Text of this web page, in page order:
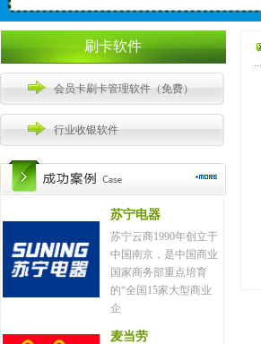
刷卡软件
会员卡刷卡管理软件（免费）
行业收银软件
苏宁电器
苏宁云商1990年创立于
中国南京，是中国商业
国家商务部重点培育
的“全国15家大型商业
企
麦当劳